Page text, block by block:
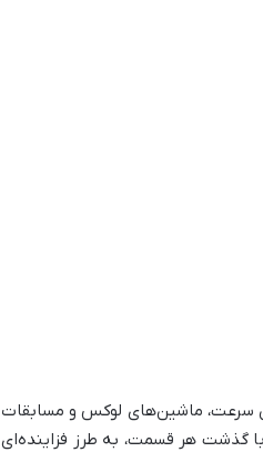
مهیج که در آن سرعت، ماشین‌های لوکس و مسابقات
با گذشت هر قسمت، به طرز فزاینده‌ای